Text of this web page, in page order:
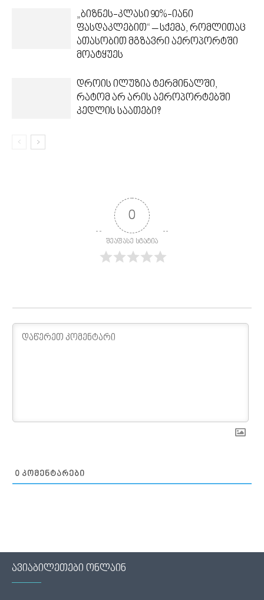
„ბიზნეს-კლასი 90%-იანი
ფასდაკლებით“ – სქემა, რომლითაც
ათასობით მგზავრი აეროპორტში
მოატყუეს
დროის ილუზია ტერმინალში,
რატომ არ არის აეროპორტებში
კედლის საათები?
0
შეაფასე სტატია
0 ᲙᲝᲛᲔᲜᲢᲐᲠᲔᲑᲘ
ავიაბილეთები ონლაინ